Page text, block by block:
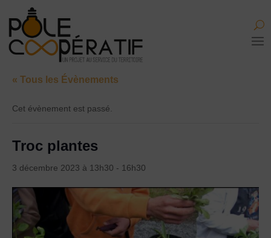
« Tous les Évènements
Cet évènement est passé.
Troc plantes
3 décembre 2023 à 13h30 - 16h30